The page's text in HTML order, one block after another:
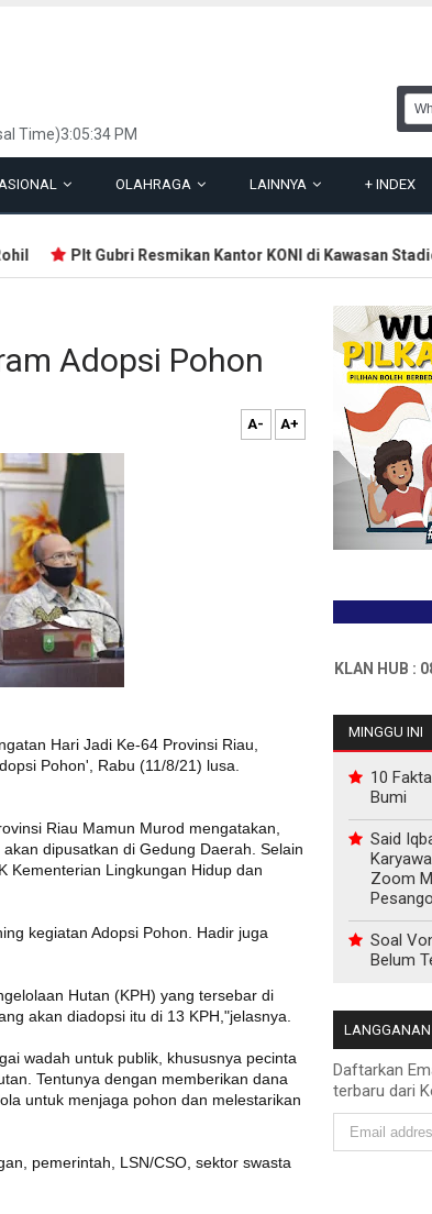
Time)3:05:34 PM
OLAHRAGA LAINNYA + INDEX
Plt Gubri Resmikan Kantor KONI di Kawasan
Adopsi Pohon
A- A+
Hari Jadi Ke-64 Provinsi Riau,
Pohon', Rabu (11/8/21) lusa.
Riau Mamun Murod mengatakan,
dipusatkan di Gedung Daerah. Selain
Kementerian Lingkungan Hidup dan
kegiatan Adopsi Pohon. Hadir juga
Hutan (KPH) yang tersebar di
akan diadopsi itu di 13 KPH,"jelasnya.
wadah untuk publik, khususnya pecinta
Tentunya dengan memberikan dana
untuk menjaga pohon dan melestarikan
pemerintah, LSN/CSO, sektor swasta
INFO PEMASANGAN IKLAN HUB :
MINGGU INI
10
Bumi
Said
Zoom
Soal
Belum
LANGGANAN
Daftarkan
terbaru dari